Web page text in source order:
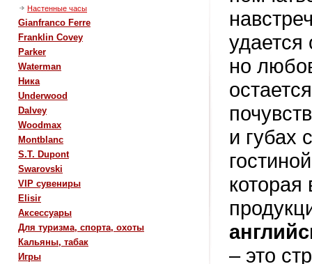
Настенные часы
Gianfranco Ferre
Franklin Covey
Parker
Waterman
Ника
Underwood
Dalvey
Woodmax
Montblanc
S.T. Dupont
Swarovski
VIP сувениры
Elisir
Аксессуары
Для туризма, спорта, охоты
Кальяны, табак
Игры
удается
но
и губах
– это